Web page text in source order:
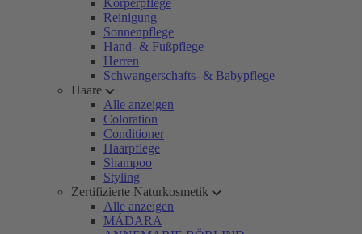
Körperpflege
Reinigung
Sonnenpflege
Hand- & Fußpflege
Herren
Schwangerschafts- & Babypflege
Haare
Alle anzeigen
Coloration
Conditioner
Haarpflege
Shampoo
Styling
Zertifizierte Naturkosmetik
Alle anzeigen
MÁDARA